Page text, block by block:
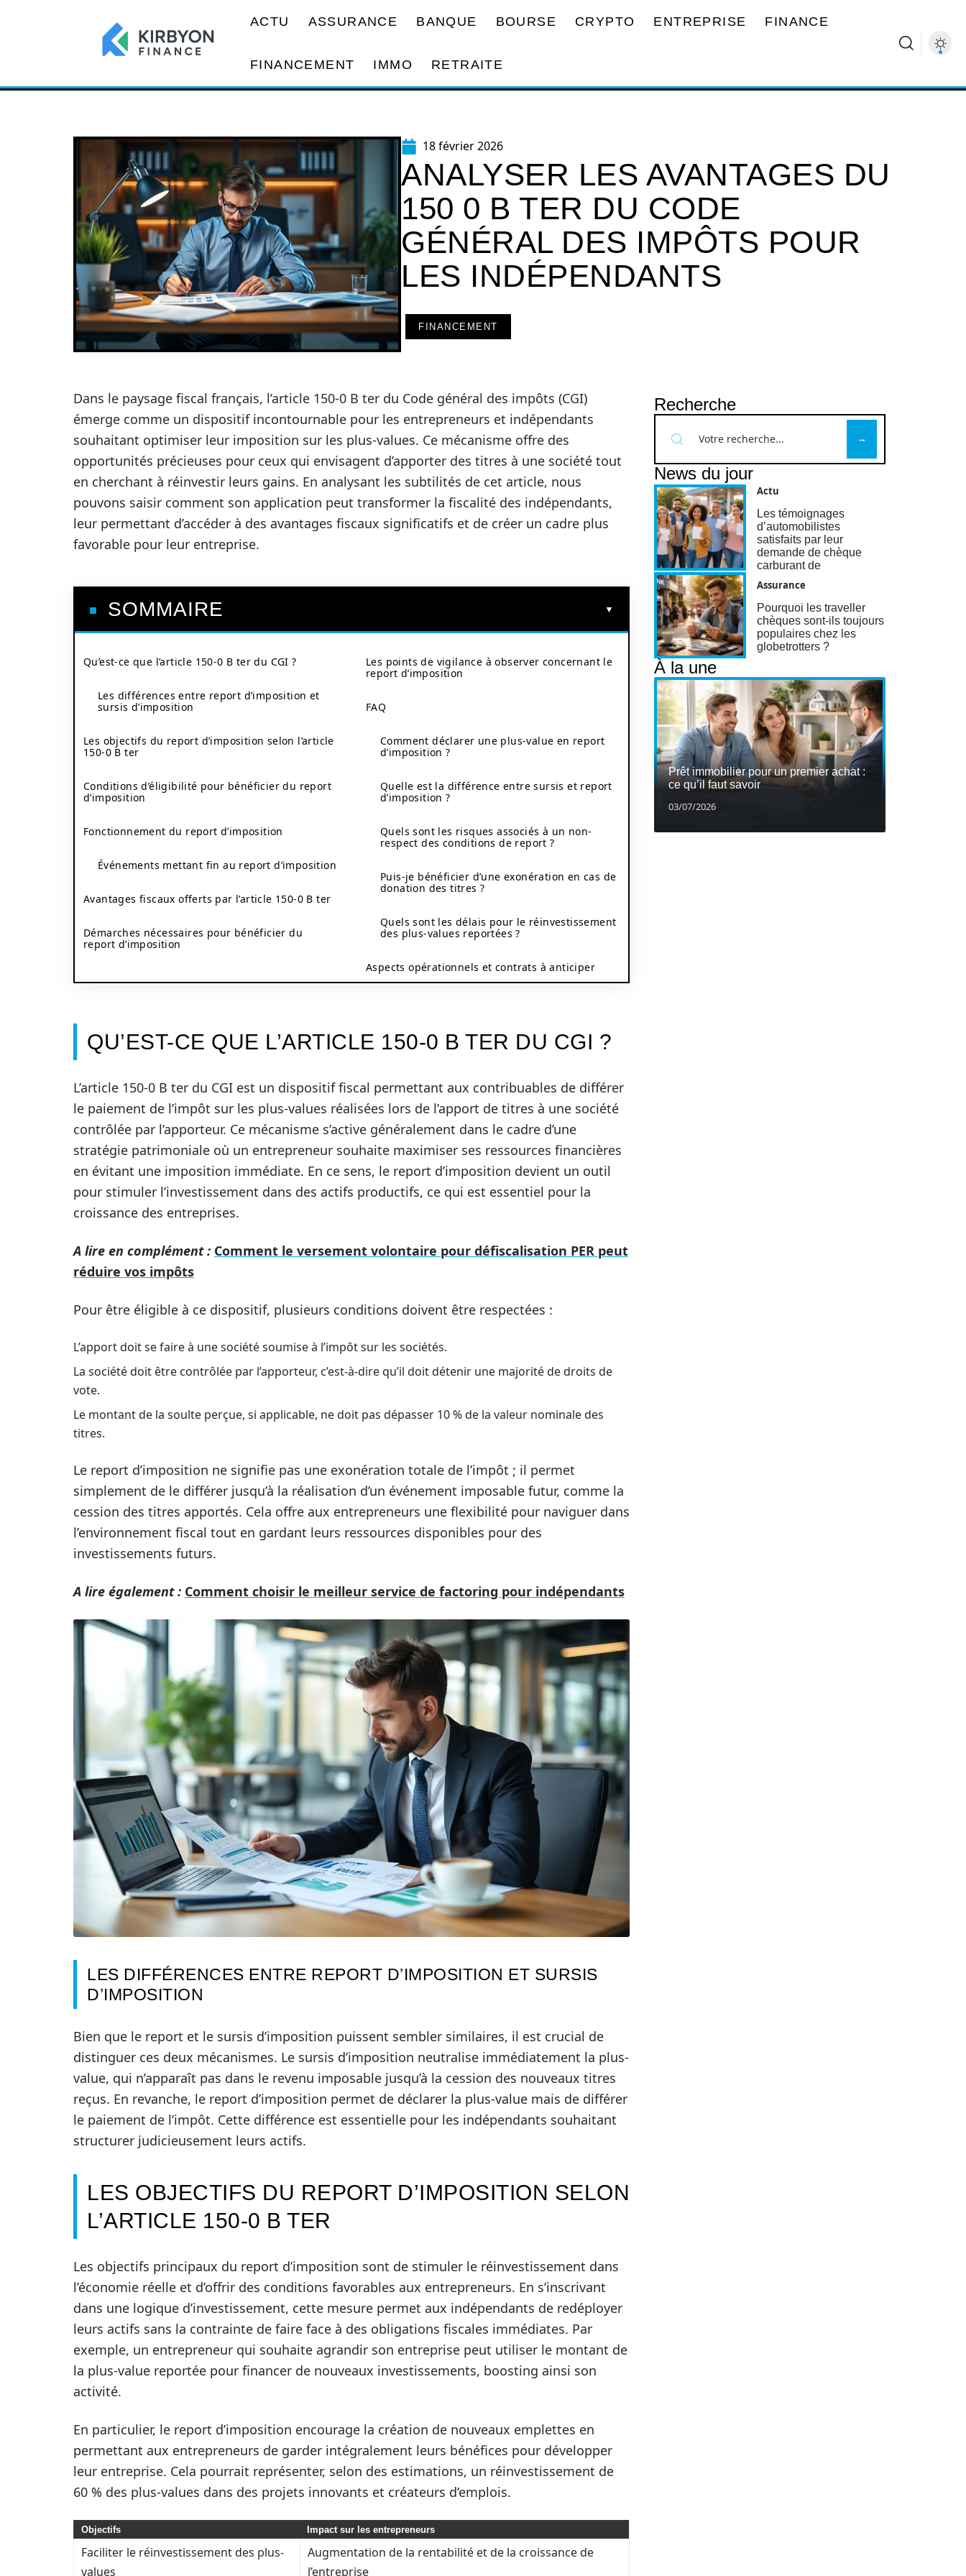
ACTU ASSURANCE BANQUE BOURSE CRYPTO ENTREPRISE FINANCE
FINANCEMENT IMMO RETRAITE
18 février 2026
ANALYSER LES AVANTAGES DU
150 0 B TER DU CODE
GÉNÉRAL DES IMPÔTS POUR
LES INDÉPENDANTS
FINANCEMENT
Dans le paysage fiscal français, l’article 150-0 B ter du Code général des impôts (CGI)
émerge comme un dispositif incontournable pour les entrepreneurs et indépendants
souhaitant optimiser leur imposition sur les plus-values. Ce mécanisme offre des
opportunités précieuses pour ceux qui envisagent d’apporter des titres à une société tout
en cherchant à réinvestir leurs gains. En analysant les subtilités de cet article, nous
pouvons saisir comment son application peut transformer la fiscalité des indépendants,
leur permettant d’accéder à des avantages fiscaux significatifs et de créer un cadre plus
favorable pour leur entreprise.
SOMMAIRE
Qu’est-ce que l’article 150-0 B ter du CGI ?
Les différences entre report d’imposition et
sursis d’imposition
Les objectifs du report d’imposition selon l’article
150-0 B ter
Conditions d’éligibilité pour bénéficier du report
d’imposition
Fonctionnement du report d’imposition
Événements mettant fin au report d’imposition
Avantages fiscaux offerts par l’article 150-0 B ter
Démarches nécessaires pour bénéficier du
report d’imposition
Les points de vigilance à observer concernant le
report d’imposition
FAQ
Comment déclarer une plus-value en report
d’imposition ?
Quelle est la différence entre sursis et report
d’imposition ?
Quels sont les risques associés à un non-
respect des conditions de report ?
Puis-je bénéficier d’une exonération en cas de
donation des titres ?
Quels sont les délais pour le réinvestissement
des plus-values reportées ?
Aspects opérationnels et contrats à anticiper
QU’EST-CE QUE L’ARTICLE 150-0 B TER DU CGI ?
L’article 150-0 B ter du CGI est un dispositif fiscal permettant aux contribuables de différer
le paiement de l’impôt sur les plus-values réalisées lors de l’apport de titres à une société
contrôlée par l’apporteur. Ce mécanisme s’active généralement dans le cadre d’une
stratégie patrimoniale où un entrepreneur souhaite maximiser ses ressources financières
en évitant une imposition immédiate. En ce sens, le report d’imposition devient un outil
pour stimuler l’investissement dans des actifs productifs, ce qui est essentiel pour la
croissance des entreprises.
A lire en complément : Comment le versement volontaire pour défiscalisation PER peut
réduire vos impôts
Pour être éligible à ce dispositif, plusieurs conditions doivent être respectées :
L’apport doit se faire à une société soumise à l’impôt sur les sociétés.
La société doit être contrôlée par l’apporteur, c’est-à-dire qu’il doit détenir une majorité de droits de
vote.
Le montant de la soulte perçue, si applicable, ne doit pas dépasser 10 % de la valeur nominale des
titres.
Le report d’imposition ne signifie pas une exonération totale de l’impôt ; il permet
simplement de le différer jusqu’à la réalisation d’un événement imposable futur, comme la
cession des titres apportés. Cela offre aux entrepreneurs une flexibilité pour naviguer dans
l’environnement fiscal tout en gardant leurs ressources disponibles pour des
investissements futurs.
A lire également : Comment choisir le meilleur service de factoring pour indépendants
LES DIFFÉRENCES ENTRE REPORT D’IMPOSITION ET SURSIS
D’IMPOSITION
Bien que le report et le sursis d’imposition puissent sembler similaires, il est crucial de
distinguer ces deux mécanismes. Le sursis d’imposition neutralise immédiatement la plus-
value, qui n’apparaît pas dans le revenu imposable jusqu’à la cession des nouveaux titres
reçus. En revanche, le report d’imposition permet de déclarer la plus-value mais de différer
le paiement de l’impôt. Cette différence est essentielle pour les indépendants souhaitant
structurer judicieusement leurs actifs.
LES OBJECTIFS DU REPORT D’IMPOSITION SELON
L’ARTICLE 150-0 B TER
Les objectifs principaux du report d’imposition sont de stimuler le réinvestissement dans
l’économie réelle et d’offrir des conditions favorables aux entrepreneurs. En s’inscrivant
dans une logique d’investissement, cette mesure permet aux indépendants de redéployer
leurs actifs sans la contrainte de faire face à des obligations fiscales immédiates. Par
exemple, un entrepreneur qui souhaite agrandir son entreprise peut utiliser le montant de
la plus-value reportée pour financer de nouveaux investissements, boosting ainsi son
activité.
En particulier, le report d’imposition encourage la création de nouveaux emplettes en
permettant aux entrepreneurs de garder intégralement leurs bénéfices pour développer
leur entreprise. Cela pourrait représenter, selon des estimations, un réinvestissement de
60 % des plus-values dans des projets innovants et créateurs d’emplois.
Objectifs Impact sur les entrepreneurs
Faciliter le réinvestissement des plus-
values
Augmentation de la rentabilité et de la croissance de
l’entreprise
Recherche
News du jour
Actu
Les témoignages
d’automobilistes
satisfaits par leur
demande de chèque
carburant de
Assurance
Pourquoi les traveller
chèques sont-ils toujours
populaires chez les
globetrotters ?
À la une
Prêt immobilier pour un premier achat :
ce qu’il faut savoir
03/07/2026